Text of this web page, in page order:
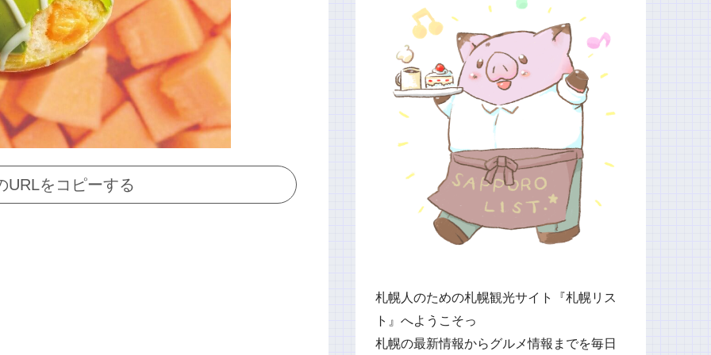
URLをコピーする
札幌人のための札幌観光サイト『札幌リス
ト』へようこそっ
札幌の最新情報からグルメ情報までを毎日